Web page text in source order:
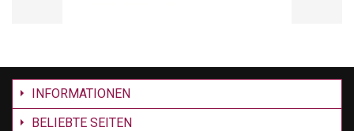
INFORMATIONEN
BELIEBTE SEITEN